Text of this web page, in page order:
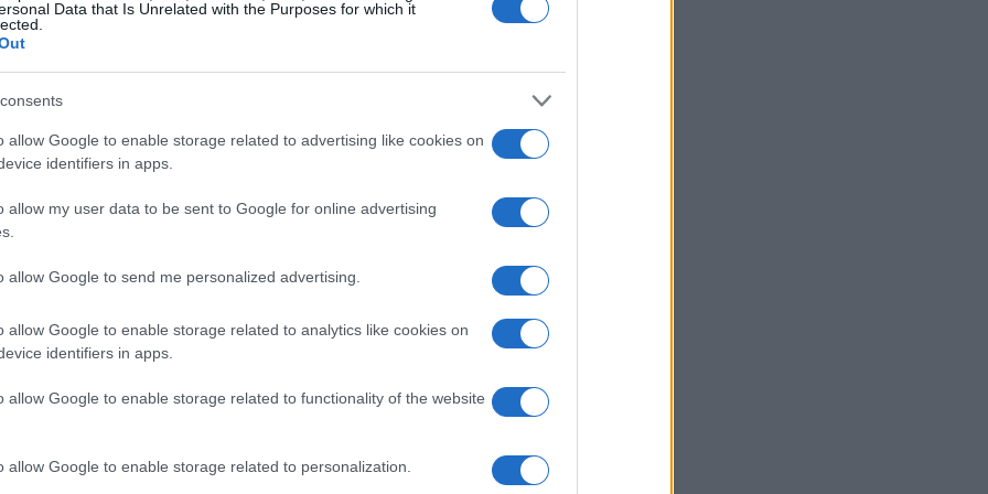
Data that Is Unrelated with the Purposes for which it
allow Google to enable storage related to advertising like cookies on
identifiers in apps.
allow my user data to be sent to Google for online advertising
allow Google to send me personalized advertising.
allow Google to enable storage related to analytics like cookies on
identifiers in apps.
allow Google to enable storage related to functionality of the website
allow Google to enable storage related to personalization.
perfumada si se llamara Valentina?
que el autor desentraña en su
un debate, sino que se transformó en un
por un proyector
, incluyendo las inventadas por su hija